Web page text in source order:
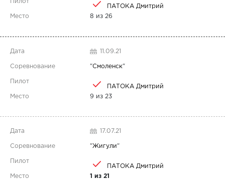
ПАТОКА Дмитрий
8 из 26
11.09.21
"Смоленск"
ПАТОКА Дмитрий
9 из 23
17.07.21
"Жигули"
ПАТОКА Дмитрий
1 из 21